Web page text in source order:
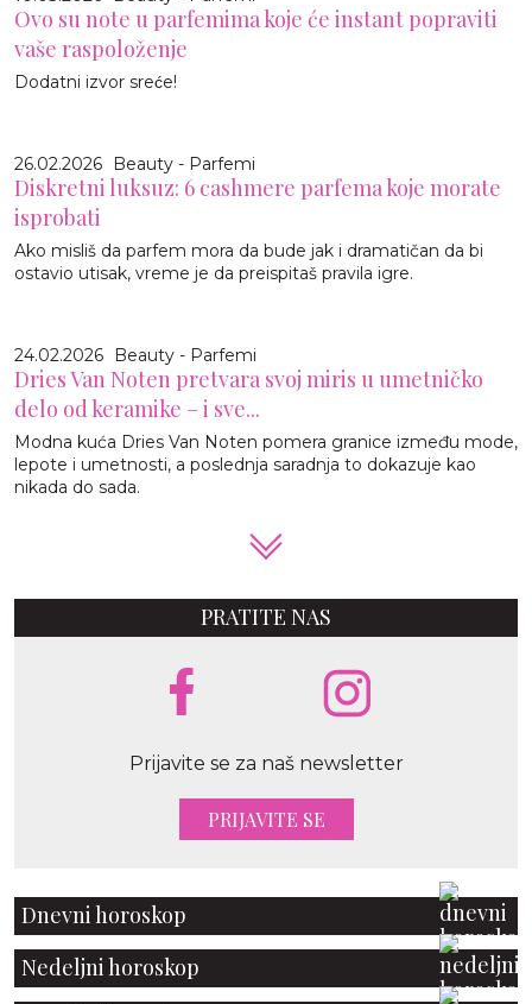
Ovo su note u parfemima koje će instant popraviti
vaše raspoloženje
Dodatni izvor sreće!
26.02.2026 Beauty - Parfemi
Diskretni luksuz: 6 cashmere parfema koje morate
isprobati
Ako misliš da parfem mora da bude jak i dramatičan da bi
ostavio utisak, vreme je da preispitaš pravila igre.
24.02.2026 Beauty - Parfemi
Dries Van Noten pretvara svoj miris u umetničko
delo od keramike – i sve...
Modna kuća Dries Van Noten pomera granice između mode,
lepote i umetnosti, a poslednja saradnja to dokazuje kao
nikada do sada.
PRATITE NAS
Prijavite se za naš newsletter
PRIJAVITE SE
Dnevni horoskop
Nedeljni horoskop